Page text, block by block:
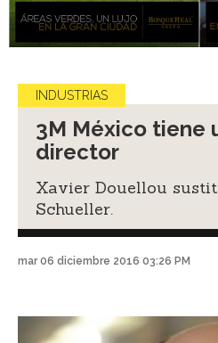
INDUSTRIAS
3M México tiene
director
Xavier Douellou
Schueller.
mar 06 diciembre 2016 03:26 PM